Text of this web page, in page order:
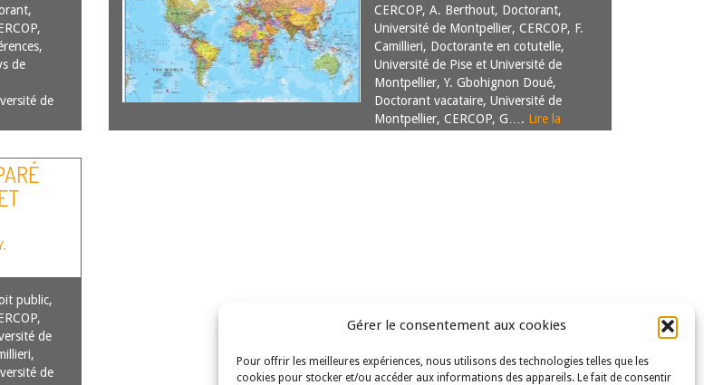
Gérer le consentement aux cookies
Pour offrir les meilleures expériences, nous utilisons des technologies telles que les
cookies pour stocker et/ou accéder aux informations des appareils. Le fait de consentir
de
de
CERCOP, A. Berthout, Doctorant,
Université de Montpellier, CERCOP, F.
Camillieri, Doctorante en cotutelle,
Université de Pise et Université de
Montpellier, Y. Gbohignon Doué,
Doctorant vacataire, Université de
Montpellier, CERCOP, G…. Lire la
public,
de
de